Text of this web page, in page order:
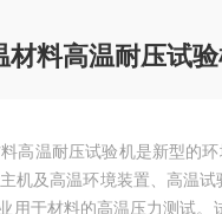
材料高温耐压试
高温耐压试验机是新型的环
机及高温环境装置、高温试
用于材料的高温压力测试。